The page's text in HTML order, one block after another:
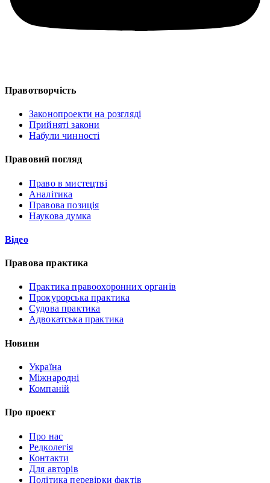
Правотворчість
Законопроекти на розгляді
Прийняті закони
Набули чинності
Правовий погляд
Право в мистецтві
Аналітика
Правова позиція
Наукова думка
Відео
Правова практика
Практика правоохоронних органів
Прокурорська практика
Судова практика
Адвокатська практика
Новини
Україна
Міжнародні
Компаній
Про проект
Про нас
Редколегія
Контакти
Для авторів
Політика перевірки фактів